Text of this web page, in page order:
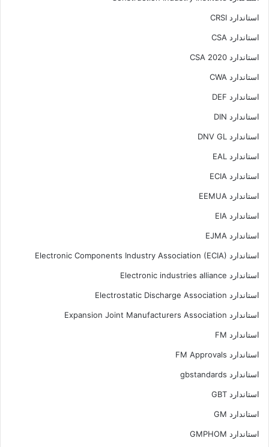
استاندارد CRSI
استاندارد CSA
استاندارد CSA 2020
استاندارد CWA
استاندارد DEF
استاندارد DIN
استاندارد DNV GL
استاندارد EAL
استاندارد ECIA
استاندارد EEMUA
استاندارد EIA
استاندارد EJMA
استاندارد Electronic Components Industry Association (ECIA)
استاندارد Electronic industries alliance
استاندارد Electrostatic Discharge Association
استاندارد Expansion Joint Manufacturers Association
استاندارد FM
استاندارد FM Approvals
استاندارد gbstandards
استاندارد GBT
استاندارد GM
استاندارد GMPHOM